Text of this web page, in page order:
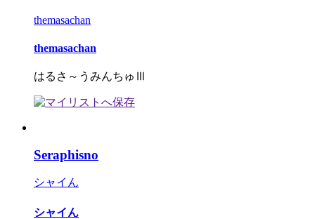
themasachan
themasachan
はるさ～うみんちゅⅢ
Seraphisno
シャイん
シャイん